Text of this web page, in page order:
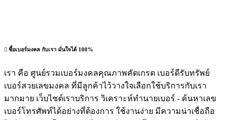
ซื้อเบอร์มงคล กับเรา มั่นใจได้ 100%
เรา คือ ศูนย์รวมเบอร์มงคลคุณภาพคัดเกรด เบอร์ดีรับทรัพย์
เบอร์สวยเลขมงคล ที่มีลูกค้าไว้วางใจเลือกใช้บริการกับเรา
มากมาย เว็บไซต์เราบริการ วิเคราะห์ทำนายเบอร์ - ค้นหาเลข
เบอร์โทรศัพท์ได้อย่างที่ต้องการ ใช้งานง่าย มีความน่าเชื่อถือ